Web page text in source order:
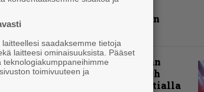
festarin
kakkospäivän
Paluu vanhaan
liittoon – Arch
Enemy Tavastialla
saadaksemme tietoja
laitteesi ominaisuuksista. Pääset
toimivuuteen ja